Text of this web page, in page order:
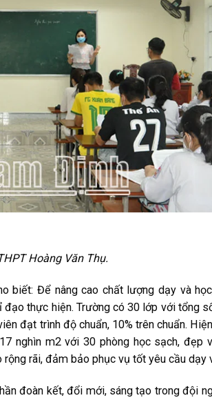
Hoàng Văn Thụ.
biết: Để nâng cao chất lượng dạy và
thực hiện. Trường có 30 lớp với tổng
đạt trình độ chuẩn, 10% trên chuẩn.
nghìn m2 với 30 phòng học sạch, đẹp
rãi, đảm bảo phục vụ tốt yêu cầu dạy
đoàn kết, đổi mới, sáng tạo trong đội